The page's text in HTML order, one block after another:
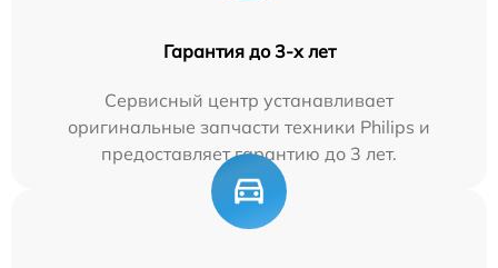
Гарантия до 3-х лет
Сервисный центр устанавливает
оригинальные запчасти техники Philips и
предоставляет гарантию до 3 лет.